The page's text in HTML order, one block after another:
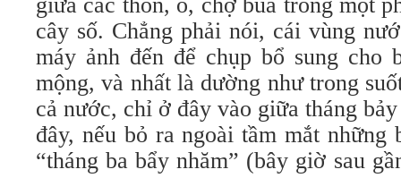
cây số. Chẳng phải nói, cái vùng
máy ảnh đến để chụp bổ sung cho
mộng, và nhất là dường như trong
cả nước, chỉ ở đây vào giữa tháng
đây, nếu bỏ ra ngoài tầm mắt
“tháng ba bẩy nhăm” (bây giờ sau